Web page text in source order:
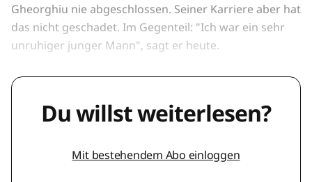
Gheorghiu nie abgeschlossen. Seiner Karriere aber hat
das nicht geschadet. Im Gegenteil: "Ich war ein sehr
unruhiger junger Mann", sagt er heute.
Du willst weiterlesen?
Mit bestehendem Abo einloggen